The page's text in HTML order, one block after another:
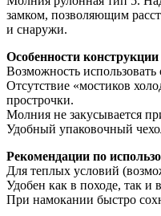
замком, позволяющим
и снаружи.
Особенности конструкции
Возможность использовать
Отсутствие «мостиков
прострочки.
Молния не закусывается
Удобный упаковочный
Рекомендации по
Для теплых условий
Удобен как в походе, так и
При намокании быстро